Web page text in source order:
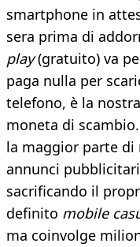
smartphone in
sera prima di
play(gratuito) va
paga nulla per
telefono, è la
moneta di
la maggior parte di
annunci
sacrificando il
definito mobile
ma coinvolge